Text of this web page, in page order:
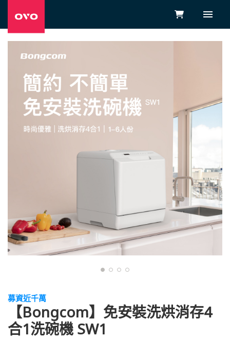
募資近千萬
【Bongcom】免安裝洗烘消存4
合1洗碗機 SW1